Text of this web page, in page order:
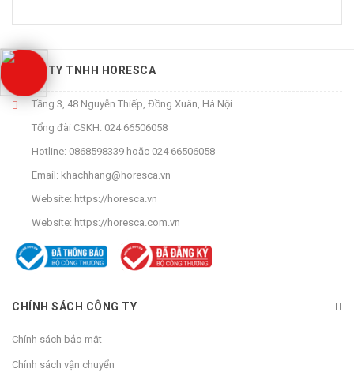
CÔNG TY TNHH HORESCA
Tầng 3, 48 Nguyễn Thiếp, Đồng Xuân, Hà Nội
Tổng đài CSKH: 024 66506058
Hotline: 0868598339 hoặc 024 66506058
Email: khachhang@horesca.vn
Website: https://horesca.vn
Website: https://horesca.com.vn
CHÍNH SÁCH CÔNG TY
Chính sách bảo mật
Chính sách vận chuyển